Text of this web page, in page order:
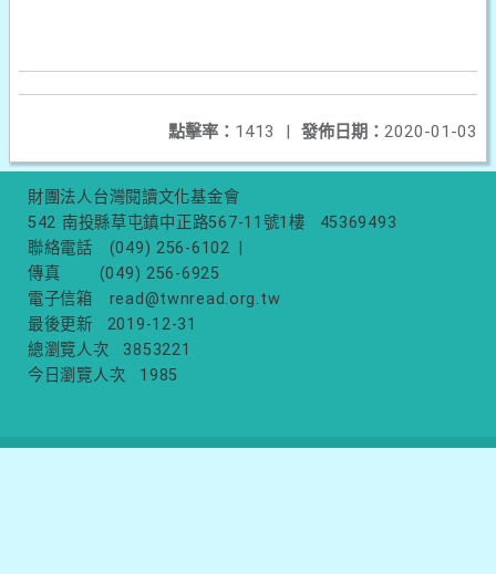
發佈日期： 2020-01-03
點擊率： 1413 |
財團法人台灣閱讀文化基金會
542 南投縣草屯鎮中正路567-11號1樓
45369493
聯絡電話
(049) 256-6102
傳真
(049) 256-6925
電子信箱
read@twnread.org.tw
最後更新
2019-12-31
總瀏覽人次
3853221
今日瀏覽人次
1985